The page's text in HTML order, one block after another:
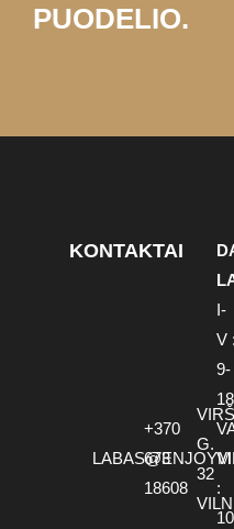
PUODELIO.
KONTAKTAI
+370
673
18608
G.
32
I-
V :
9-
18
VI
: